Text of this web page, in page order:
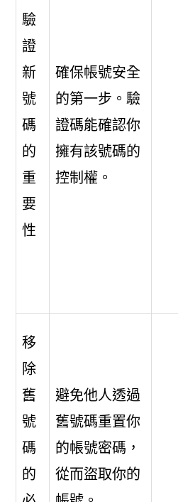
驗
證
新
號
碼
的
重
要
性
確保帳號安全
的第一步。驗
證碼能確認你
擁有該號碼的
控制權。
移
除
舊
號
碼
的
避免他人透過
舊號碼重置你
的帳號密碼，
從而盜取你的